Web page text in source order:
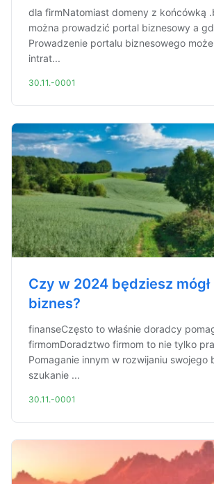
dla firmNatomiast domeny z końcówką
można prowadzić portal biznesowy a
Prowadzenie portalu biznesowego
intrat...
30.11.-0001
Czy w 2024 będziesz
biznes?
finanseCzęsto to właśnie doradcy
firmomDoradztwo firmom to nie tylko
Pomaganie innym w rozwijaniu swojego
szukanie ...
30.11.-0001